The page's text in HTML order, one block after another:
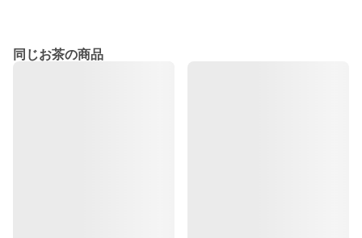
同じお茶の商品